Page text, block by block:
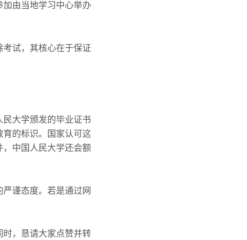
由当地学习中心举办
试，其核心在于保证
大学颁发的毕业证书
的标识。国家认可这
中国人民大学还会额
谨态度。若是通过网
，恳请大家点赞并转